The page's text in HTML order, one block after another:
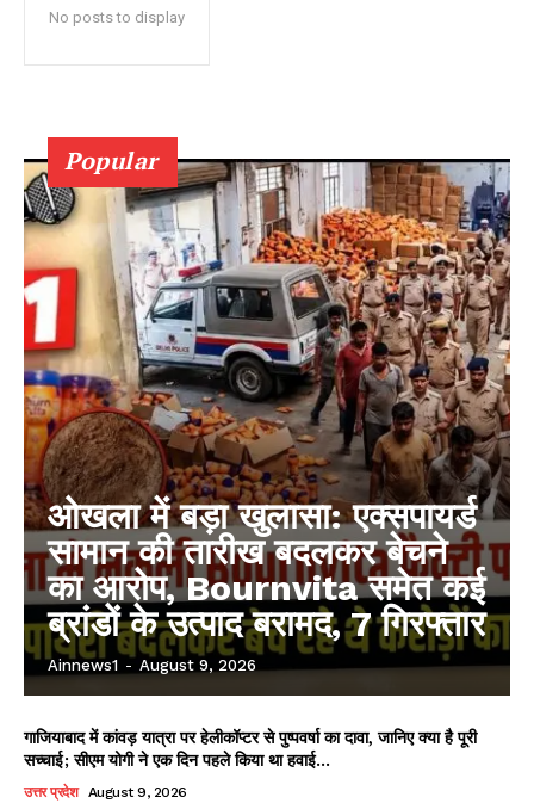
No posts to display
Popular
ओखला में बड़ा खुलासा: एक्सपायर्ड
सामान की तारीख बदलकर बेचने
का आरोप, Bournvita समेत कई
ब्रांडों के उत्पाद बरामद, 7 गिरफ्तार
Ainnews1 - August 9, 2026
गाजियाबाद में कांवड़ यात्रा पर हेलीकॉप्टर से पुष्पवर्षा का दावा, जानिए क्या है पूरी
सच्चाई; सीएम योगी ने एक दिन पहले किया था हवाई...
उत्तर प्रदेश August 9, 2026